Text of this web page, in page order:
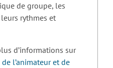
de groupe, les
rythmes et
d’informations sur
l’animateur et de